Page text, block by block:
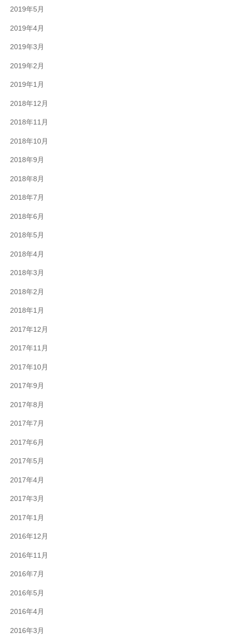
2019年5月
2019年4月
2019年3月
2019年2月
2019年1月
2018年12月
2018年11月
2018年10月
2018年9月
2018年8月
2018年7月
2018年6月
2018年5月
2018年4月
2018年3月
2018年2月
2018年1月
2017年12月
2017年11月
2017年10月
2017年9月
2017年8月
2017年7月
2017年6月
2017年5月
2017年4月
2017年3月
2017年1月
2016年12月
2016年11月
2016年7月
2016年5月
2016年4月
2016年3月